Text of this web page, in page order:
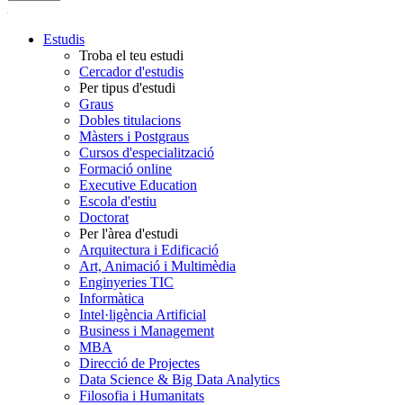
Estudis
Troba el teu estudi
Cercador d'estudis
Per tipus d'estudi
Graus
Dobles titulacions
Màsters i Postgraus
Cursos d'especialització
Formació online
Executive Education
Escola d'estiu
Doctorat
Per l'àrea d'estudi
Arquitectura i Edificació
Art, Animació i Multimèdia
Enginyeries TIC
Informàtica
Intel·ligència Artificial
Business i Management
MBA
Direcció de Projectes
Data Science & Big Data Analytics
Filosofia i Humanitats